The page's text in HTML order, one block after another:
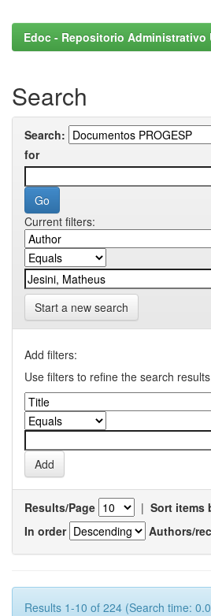
Edoc - Repositorio Administrativo
Search
Search:
for
Current filters:
Start a new search
Add filters:
Use filters to refine the search
Results/Page | Sort items
In order
Authors/
Results 1-10 of 224 (Search time: